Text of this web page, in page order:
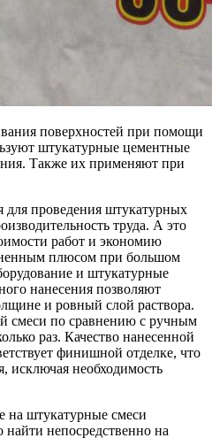
поверхностей при помощи
штукатурные цементные
Также их применяют при
для проведения штукатурных
труда. А это
работ и экономию
плюсом при большом
и штукатурные
нанесения позволяют
и ровный слой раствора.
смеси по сравнению с ручным
раз. Качество нанесенной
финишной отделке, что
исключая необходимость
штукатурные смеси
непосредственно на